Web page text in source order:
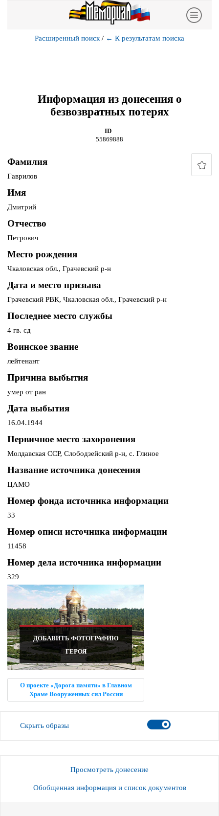
Расширенный поиск / ← К результатам поиска
Информация из донесения о
безвозвратных потерях
ID
55869888
Фамилия
Гаврилов
Имя
Дмитрий
Отчество
Петрович
Место рождения
Чкаловская обл., Грачевский р-н
Дата и место призыва
Грачевский РВК, Чкаловская обл., Грачевский р-н
Последнее место службы
4 гв. сд
Воинское звание
лейтенант
Причина выбытия
умер от ран
Дата выбытия
16.04.1944
Первичное место захоронения
Молдавская ССР, Слободзейский р-н, с. Глиное
Название источника донесения
ЦАМО
Номер фонда источника информации
33
Номер описи источника информации
11458
Номер дела источника информации
329
ДОБАВИТЬ ФОТОГРАФИЮ
ГЕРОЯ
О проекте «Дорога памяти» в Главном
Храме Вооруженных сил России
Скрыть образы
Просмотреть донесение
Обобщенная информация и список документов